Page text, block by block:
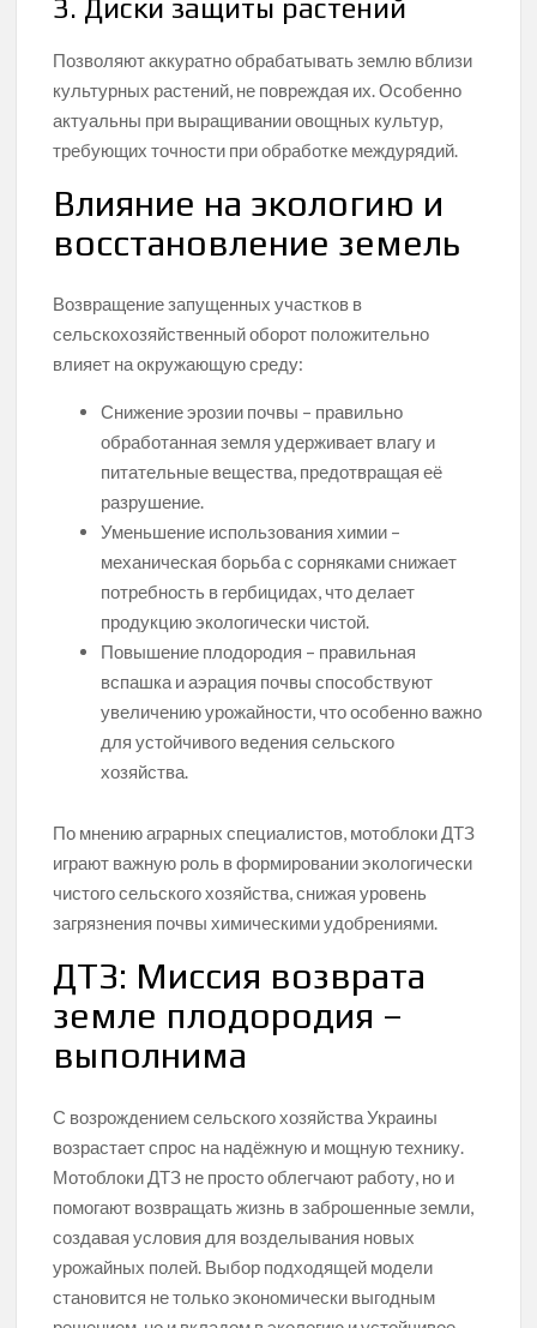
3. Диски защиты растений
Позволяют аккуратно обрабатывать землю вблизи
культурных растений, не повреждая их. Особенно
актуальны при выращивании овощных культур,
требующих точности при обработке междурядий.
Влияние на экологию и
восстановление земель
Возвращение запущенных участков в
сельскохозяйственный оборот положительно
влияет на окружающую среду:
Снижение эрозии почвы – правильно
обработанная земля удерживает влагу и
питательные вещества, предотвращая её
разрушение.
Уменьшение использования химии –
механическая борьба с сорняками снижает
потребность в гербицидах, что делает
продукцию экологически чистой.
Повышение плодородия – правильная
вспашка и аэрация почвы способствуют
увеличению урожайности, что особенно важно
для устойчивого ведения сельского
хозяйства.
По мнению аграрных специалистов, мотоблоки ДТЗ
играют важную роль в формировании экологически
чистого сельского хозяйства, снижая уровень
загрязнения почвы химическими удобрениями.
ДТЗ: Миссия возврата
земле плодородия –
выполнима
С возрождением сельского хозяйства Украины
возрастает спрос на надёжную и мощную технику.
Мотоблоки ДТЗ не просто облегчают работу, но и
помогают возвращать жизнь в заброшенные земли,
создавая условия для возделывания новых
урожайных полей. Выбор подходящей модели
становится не только экономически выгодным